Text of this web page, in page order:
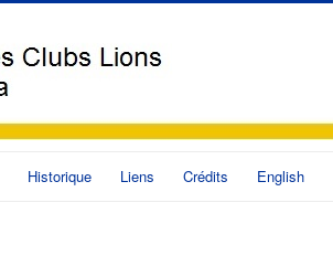
Historique Liens Crédits English